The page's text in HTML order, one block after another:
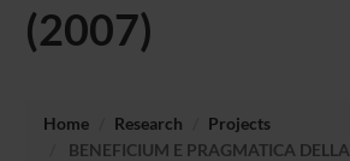
(2007)
Home Research
Projects
BENEFICIUM E PRAGMATICA DELLA